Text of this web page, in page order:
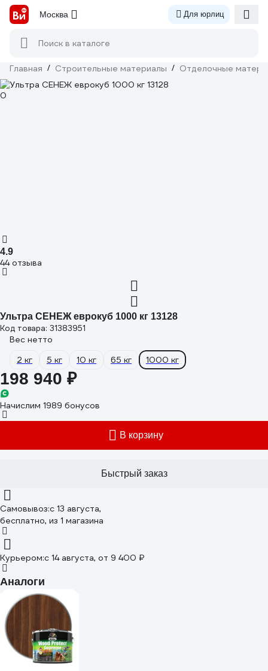
Москва Для юрлиц
Поиск в каталоге
Главная / Строительные материалы / Отделочные
4.9
44 отзыва
Ультра СЕНЕЖ еврокуб 1000 кг 13128
Код товара: 31383951
Вес нетто
2 кг
5 кг 10 кг 65 кг 1000 кг
198 940 ₽
Начислим 1989 бонусов
В корзину
Быстрый заказ
Самовывоз:c 13 августа,
бесплатно, из 1 магазина
Курьером:c 14 августа, от 9 400 ₽
Аналоги